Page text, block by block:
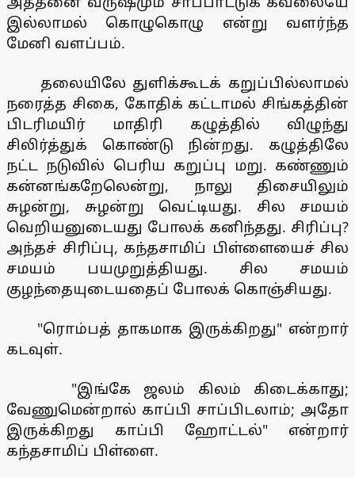
இல்லாமல் கொழுகொழு என்று வளர்ந்த
மேனி வளப்பம்.
தலையிலே துளிக்கூடக் கறுப்பில்லாமல்
நரைத்த சிகை, கோதிக் கட்டாமல் சிங்கத்தின்
பிடரிமயிர் மாதிரி கழுத்தில் விழுந்து
சிலிர்த்துக் கொண்டு நின்றது. கழுத்திலே
நட்ட நடுவில் பெரிய கறுப்பு மறு. கண்ணும்
கன்னங்கறேலென்று, நாலு திசையிலும்
சுழன்று, சுழன்று வெட்டியது. சில சமயம்
வெறியனுடையது போலக் கனிந்தது. சிரிப்பு?
அந்தச் சிரிப்பு, கந்தசாமிப் பிள்ளையைச் சில
சமயம் பயமுறுத்தியது. சில சமயம்
குழந்தையுடையதைப் போலக் கொஞ்சியது.
"ரொம்பத் தாகமாக இருக்கிறது" என்றார்
கடவுள்.
"இங்கே ஜலம் கிலம் கிடைக்காது;
வேணுமென்றால் காப்பி சாப்பிடலாம்; அதோ
இருக்கிறது காப்பி ஹோட்டல்" என்றார்
கந்தசாமிப் பிள்ளை.